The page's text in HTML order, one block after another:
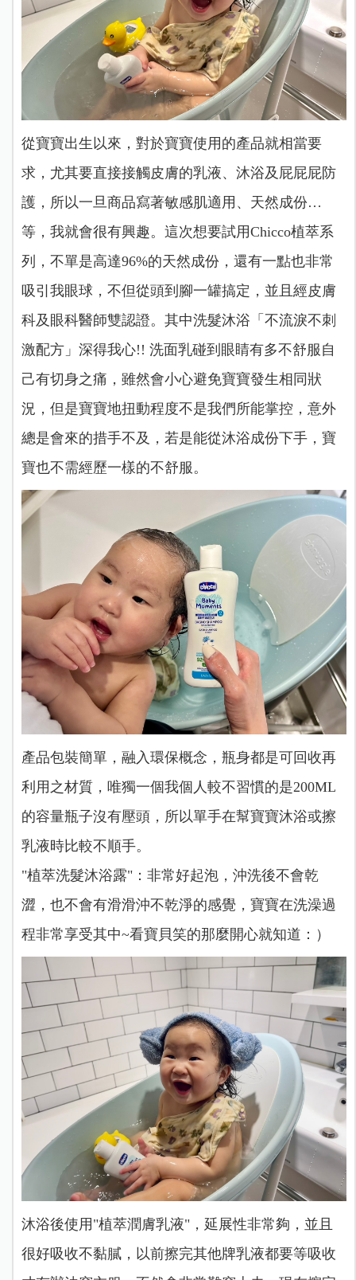
從寶寶出生以來，對於寶寶使用的產品就相當要
求，尤其要直接接觸皮膚的乳液、沐浴及屁屁屁防
護，所以一旦商品寫著敏感肌適用、天然成份…
等，我就會很有興趣。這次想要試用Chicco植萃系
列，不單是高達96%的天然成份，還有一點也非常
吸引我眼球，不但從頭到腳一罐搞定，並且經皮膚
科及眼科醫師雙認證。其中洗髮沐浴「不流淚不刺
激配方」深得我心!! 洗面乳碰到眼睛有多不舒服自
己有切身之痛，雖然會小心避免寶寶發生相同狀
況，但是寶寶地扭動程度不是我們所能掌控，意外
總是會來的措手不及，若是能從沐浴成份下手，寶
寶也不需經歷一樣的不舒服。
產品包裝簡單，融入環保概念，瓶身都是可回收再
利用之材質，唯獨一個我個人較不習慣的是200ML
的容量瓶子沒有壓頭，所以單手在幫寶寶沐浴或擦
乳液時比較不順手。
"植萃洗髮沐浴露"：非常好起泡，沖洗後不會乾
澀，也不會有滑滑沖不乾淨的感覺，寶寶在洗澡過
程非常享受其中~看寶貝笑的那麼開心就知道：）
沐浴後使用 "植萃潤膚乳液"，延展性非常夠，並且
很好吸收不黏膩，以前擦完其他牌乳液都要等吸收